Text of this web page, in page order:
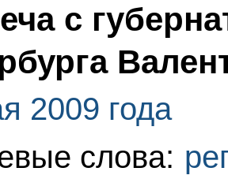
с
2009 года
слова: